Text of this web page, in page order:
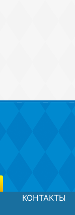
КОНТАКТЫ